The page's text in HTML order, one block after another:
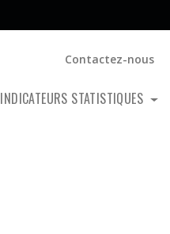
Contactez-nous
INDICATEURS STATISTIQUES